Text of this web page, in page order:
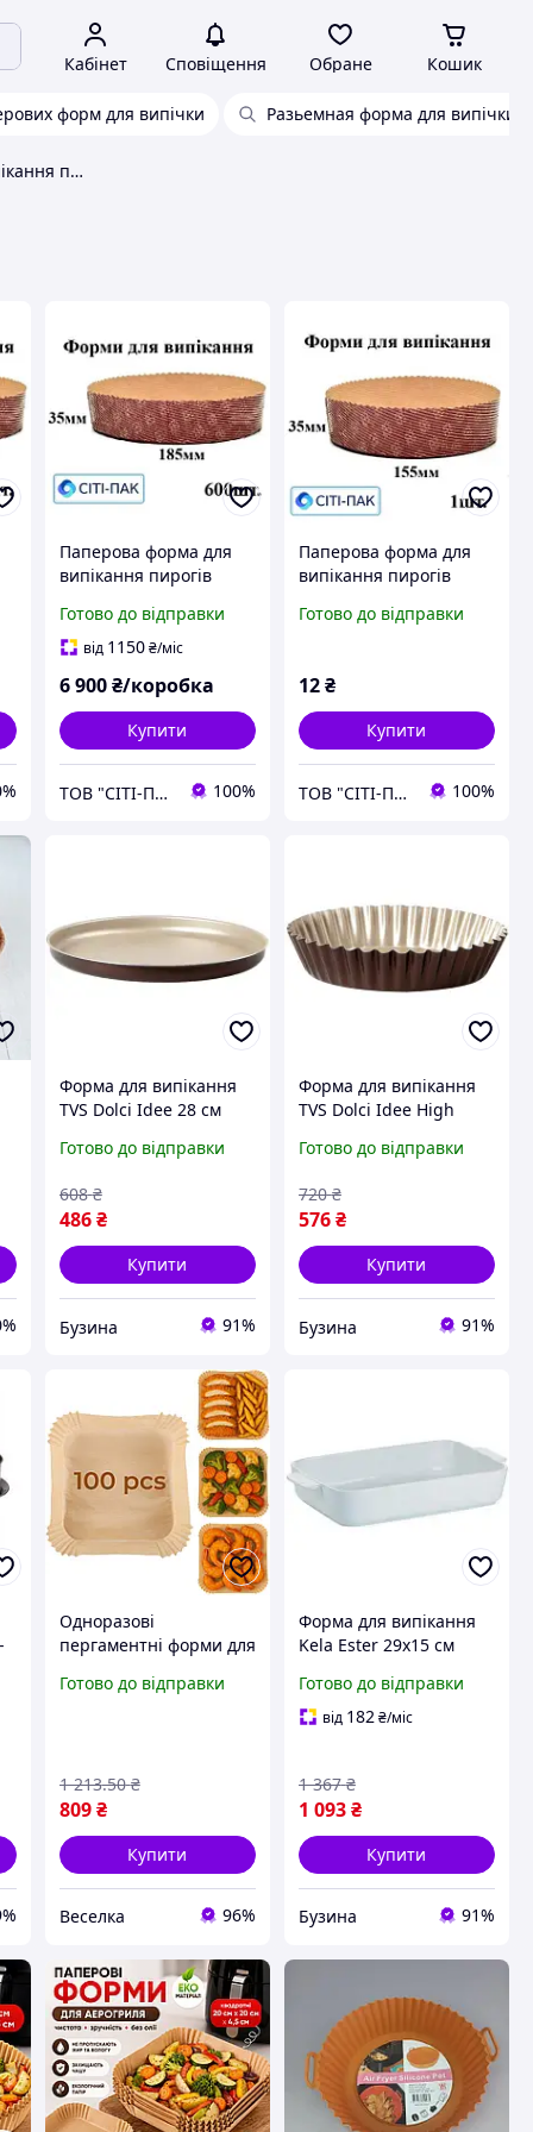
Кабінет Сповіщення Обране Кошик
форм для випічки Разьемная форма для випічки
Форма паперова для випікання поясок коричневий
Паперова форма для
випікання пирогів
висота 35мм, ціна за
600шт
Готово до відправки
від 1150 ₴/міс
6 900 ₴/коробка
Купити
ТОВ "СІТІ-ПАК" 100%
Паперова форма для
випікання пирогів
висота 35мм
Готово до відправки
12₴
Купити
ТОВ "СІТІ-ПАК" 100%
Форма для випікання
TVS Dolci Idee 28 см
8205528103M401
Готово до відправки
486 ₴
608 ₴
Купити
Бузина 91%
Форма для випікання
TVS Dolci Idee High
82079261030302 buzyna
Готово до відправки
576₴
720 ₴
Купити
Бузина 91%
Одноразові
пергаментні форми для
термостійкі для
Готово до відправки
809 ₴
1 213.50 ₴
Купити
Веселка 96%
Форма для випікання
Kela Ester 29х15 см
Готово до відправки
від 182 ₴/міс
1 093₴
1 367 ₴
Купити
Бузина 91%